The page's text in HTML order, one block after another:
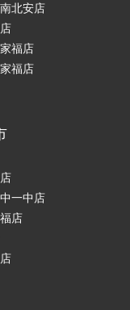
北安店
福店
福店
一中店
店